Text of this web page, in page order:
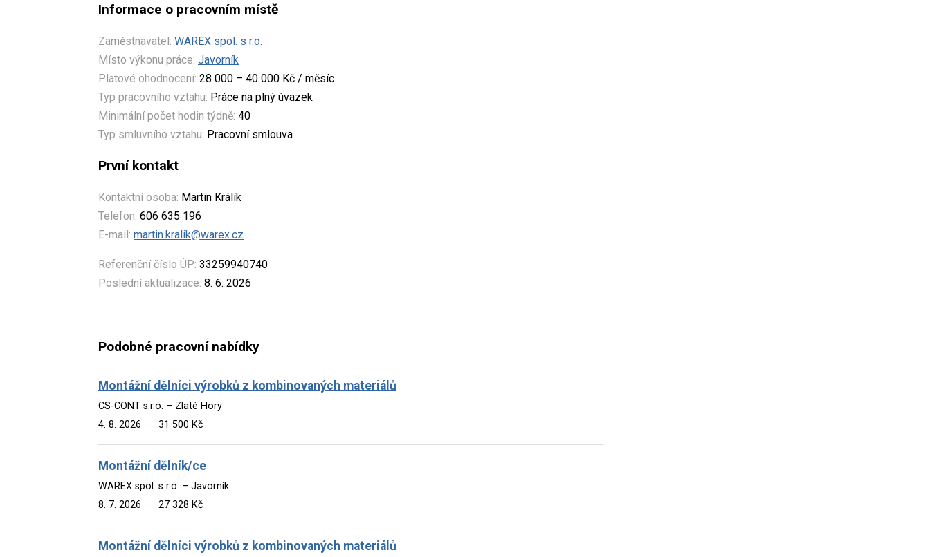
Informace o pracovním místě
Zaměstnavatel: WAREX spol. s r.o.
Místo výkonu práce: Javorník
Platové ohodnocení: 28 000 – 40 000 Kč / měsíc
Typ pracovního vztahu: Práce na plný úvazek
Minimální počet hodin týdně: 40
Typ smluvního vztahu: Pracovní smlouva
První kontakt
Kontaktní osoba: Martin Králík
Telefon: 606 635 196
E-mail: martin.kralik@warex.cz
Referenční číslo ÚP: 33259940740
Poslední aktualizace: 8. 6. 2026
Podobné pracovní nabídky
Montážní dělníci výrobků z kombinovaných materiálů
CS-CONT s.r.o. – Zlaté Hory
4. 8. 2026
· 31 500 Kč
Montážní dělník/ce
WAREX spol. s r.o. – Javorník
8. 7. 2026
· 27 328 Kč
Montážní dělníci výrobků z kombinovaných materiálů